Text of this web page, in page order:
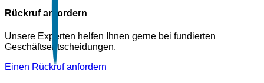
Rückruf anfordern
Unsere Experten helfen Ihnen gerne bei fundierten
Geschäftsentscheidungen.
Einen Rückruf anfordern